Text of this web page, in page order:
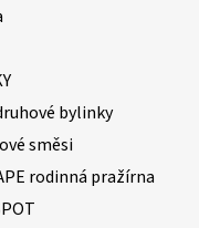
bylinky
směsi
rodinná pražírna